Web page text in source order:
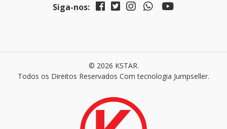
Siga-nos:
© 2026 KSTAR.
Todos os Direitos Reservados Com tecnologia Jumpseller.